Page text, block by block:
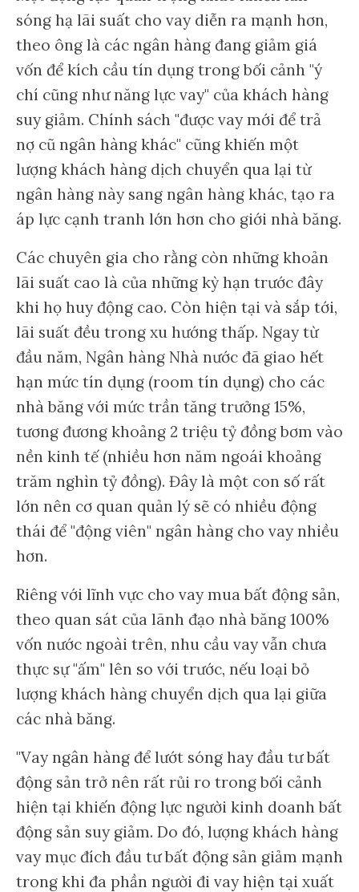
sóng hạ lãi suất cho vay diễn ra mạnh hơn,
theo ông là các ngân hàng đang giảm giá
vốn để kích cầu tín dụng trong bối cảnh "ý
chí cũng như năng lực vay" của khách hàng
suy giảm. Chính sách "được vay mới để trả
nợ cũ ngân hàng khác" cũng khiến một
lượng khách hàng dịch chuyển qua lại từ
ngân hàng này sang ngân hàng khác, tạo ra
áp lực cạnh tranh lớn hơn cho giới nhà băng.
Các chuyên gia cho rằng còn những khoản
lãi suất cao là của những kỳ hạn trước đây
khi họ huy động cao. Còn hiện tại và sắp tới,
lãi suất đều trong xu hướng thấp. Ngay từ
đầu năm, Ngân hàng Nhà nước đã giao hết
hạn mức tín dụng (room tín dụng) cho các
nhà băng với mức trần tăng trưởng 15%,
tương đương khoảng 2 triệu tỷ đồng bơm vào
nền kinh tế (nhiều hơn năm ngoái khoảng
trăm nghìn tỷ đồng). Đây là một con số rất
lớn nên cơ quan quản lý sẽ có nhiều động
thái để "động viên" ngân hàng cho vay nhiều
hơn.
Riêng với lĩnh vực cho vay mua bất động sản,
theo quan sát của lãnh đạo nhà băng 100%
vốn nước ngoài trên, nhu cầu vay vẫn chưa
thực sự "ấm" lên so với trước, nếu loại bỏ
lượng khách hàng chuyển dịch qua lại giữa
các nhà băng.
"Vay ngân hàng để lướt sóng hay đầu tư bất
động sản trở nên rất rủi ro trong bối cảnh
hiện tại khiến động lực người kinh doanh bất
động sản suy giảm. Do đó, lượng khách hàng
vay mục đích đầu tư bất động sản giảm mạnh
trong khi đa phần người đi vay hiện tại xuất